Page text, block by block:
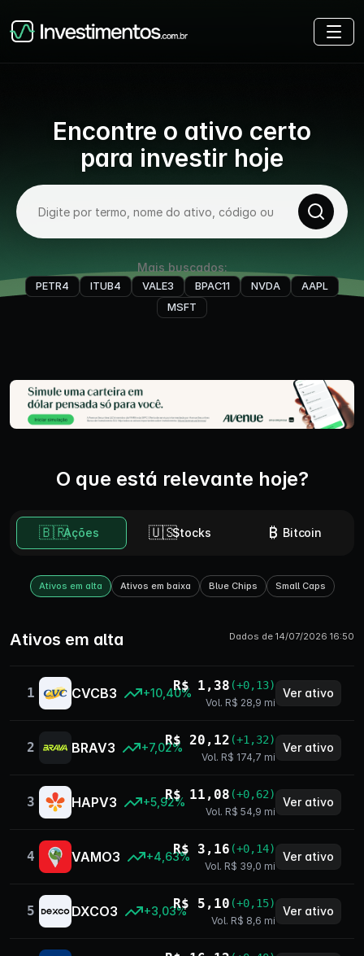
Encontre o ativo certo
para investir hoje
Mais buscados:
PETR4 ITUB4 VALE3 BPAC11 NVDA
AAPL
MSFT
O que está relevante hoje?
🇧🇷Ações 🇺🇸Stocks ₿ Bitcoin
Ativos em alta Ativos em baixa Blue Chips Small Caps
Ativos em alta Dados de 14/07/2026 16:50
1 CVCB3 +10,40%R$ 1,38 (+0,13)
Vol. R$ 28,9 mi
Ver ativo
2 BRAV3 +7,02%R$ 20,12 (+1,32)
Vol. R$ 174,7 mi
Ver ativo
3 HAPV3 +5,92%R$ 11,08 (+0,62)
Vol. R$ 54,9 mi
Ver ativo
4 VAMO3 +4,63%R$ 3,16 (+0,14)
Vol. R$ 39,0 mi
Ver ativo
5 DXCO3 +3,03%R$ 5,10 (+0,15)
Vol. R$ 8,6 mi
Ver ativo